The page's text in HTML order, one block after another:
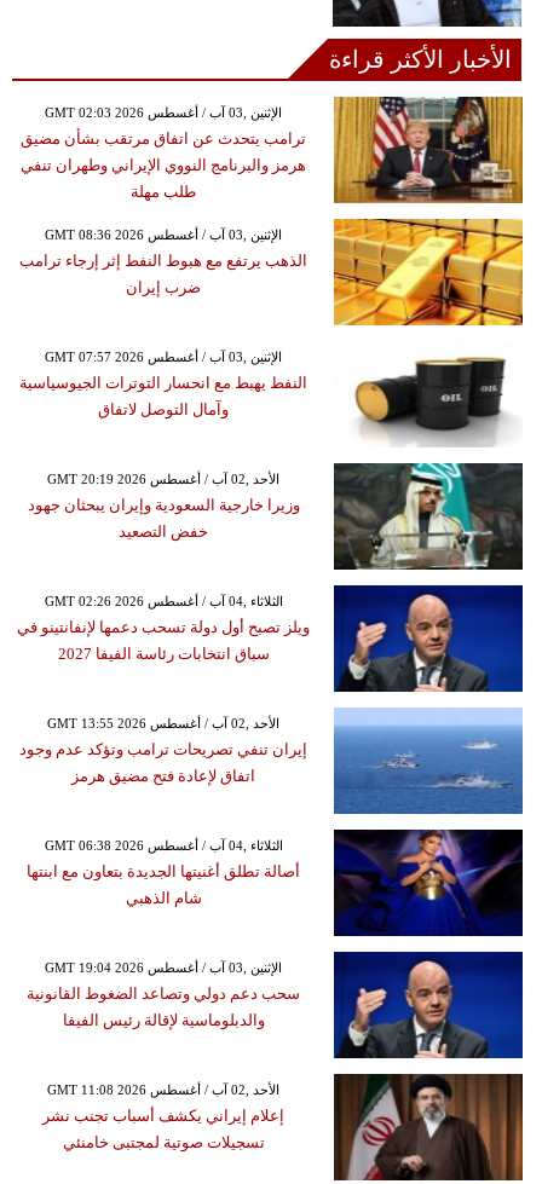
الأخبار الأكثر قراءة
GMT 02:03 2026 الإثنين ,03 آب / أغسطس
ترامب يتحدث عن اتفاق مرتقب بشأن مضيق
هرمز والبرنامج النووي الإيراني وطهران تنفي
طلب مهلة
GMT 08:36 2026 الإثنين ,03 آب / أغسطس
الذهب يرتفع مع هبوط النفط إثر إرجاء ترامب
ضرب إيران
GMT 07:57 2026 الإثنين ,03 آب / أغسطس
النفط يهبط مع انحسار التوترات الجيوسياسية
وآمال التوصل لاتفاق
GMT 20:19 2026 الأحد ,02 آب / أغسطس
وزيرا خارجية السعودية وإيران يبحثان جهود
خفض التصعيد
GMT 02:26 2026 الثلاثاء ,04 آب / أغسطس
ويلز تصبح أول دولة تسحب دعمها لإنفانتينو في
سباق انتخابات رئاسة الفيفا 2027
GMT 13:55 2026 الأحد ,02 آب / أغسطس
إيران تنفي تصريحات ترامب وتؤكد عدم وجود
اتفاق لإعادة فتح مضيق هرمز
GMT 06:38 2026 الثلاثاء ,04 آب / أغسطس
أصالة تطلق أغنيتها الجديدة بتعاون مع ابنتها
شام الذهبي
GMT 19:04 2026 الإثنين ,03 آب / أغسطس
سحب دعم دولي وتصاعد الضغوط القانونية
والدبلوماسية لإقالة رئيس الفيفا
GMT 11:08 2026 الأحد ,02 آب / أغسطس
إعلام إيراني يكشف أسباب تجنب نشر
تسجيلات صوتية لمجتبى خامنئي